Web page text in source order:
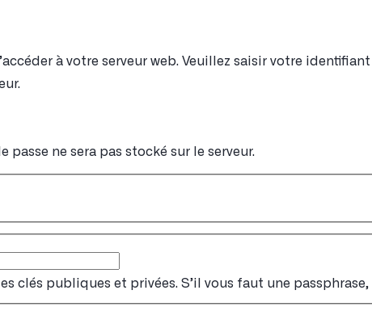
à votre serveur web. Veuillez saisir votre
passe ne sera pas stocké sur le serveur.
clés publiques et privées. S’il vous faut une